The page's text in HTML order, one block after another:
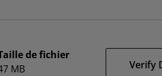
de fichier
MB
Verify